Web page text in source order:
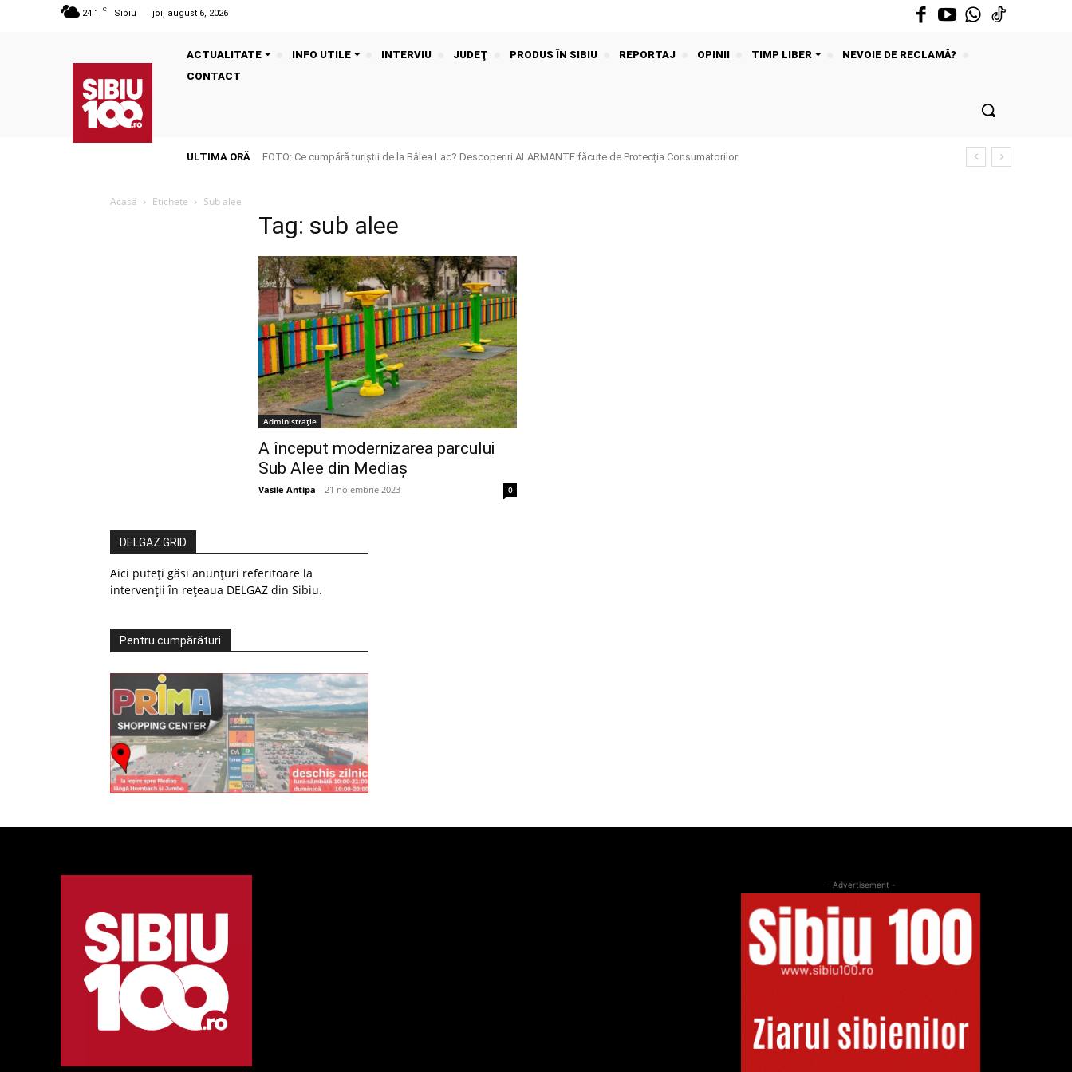
24.1 C Sibiu joi, august 6, 2026
ACTUALITATE INFO UTILE INTERVIU JUDEŢ PRODUS ÎN SIBIU REPORTAJ OPINII TIMP LIBER
NEVOIE DE RECLAMĂ?
CONTACT
ULTIMA ORĂ FOTO: Ce cumpără turiștii de la Bâlea Lac? Descoperiri ALARMANTE făcute de Protecția Consumatorilor
Acasă Etichete Sub alee
Tag: sub alee
Administrație
A început modernizarea parcului
Sub Alee din Mediaș
Vasile Antipa - 21 noiembrie 2023 0
DELGAZ GRID
Aici puteți găsi anunțuri referitoare la
intervenții în rețeaua DELGAZ din Sibiu.
Pentru cumpărături
- Advertisement -